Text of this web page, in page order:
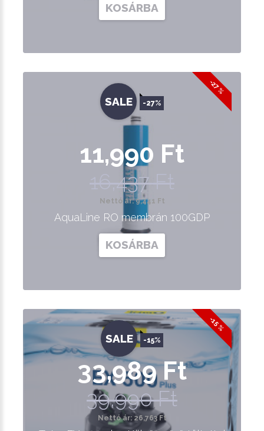
KOSÁRBA
-27 %
SALE -27%
11,990 Ft
16,437 Ft
Nettó ár: 9,441 Ft
AquaLine RO membrán 100GDP
KOSÁRBA
-15 %
SALE -15%
33,989 Ft
39,990 Ft
Nettó ár: 26,763 Ft